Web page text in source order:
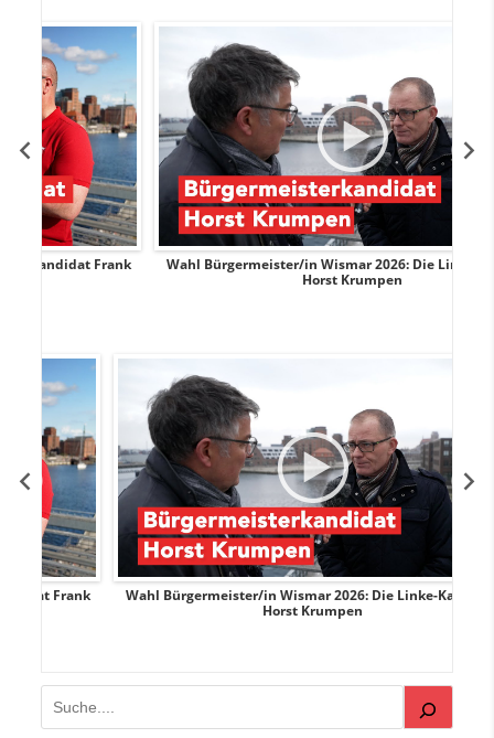
Wahl Bürgermeister/in Wismar 2026: Die Linke-Kandidat
Horst Krumpen
Wahl Bürgermeister/in Wismar 2026: Die Linke-Kandidat
Horst Krumpen
Suchen